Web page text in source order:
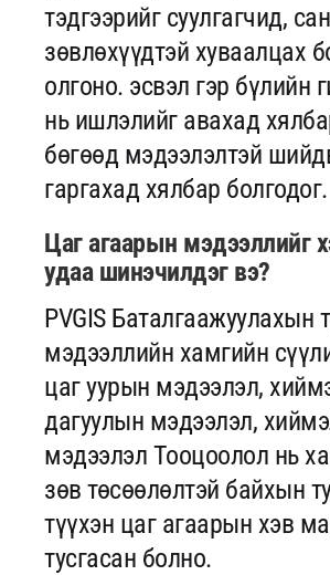
тэдгээрийг суулгагчид,
зөвлөхүүдтэй хуваалцах
олгоно. эсвэл гэр бүлийн
нь ишлэлийг авахад
бөгөөд мэдээлэлтэй
гаргахад хялбар болгодог.
Цаг агаарын мэдээллийг
удаа шинэчилдэг вэ?
PVGIS Баталгаажуулахын
мэдээллийн хамгийн
цаг уурын мэдээлэл,
дагуулын мэдээлэл,
мэдээлэл Тооцоолол нь
зөв төсөөлөлтэй байхын
түүхэн цаг агаарын хэв
тусгасан болно.